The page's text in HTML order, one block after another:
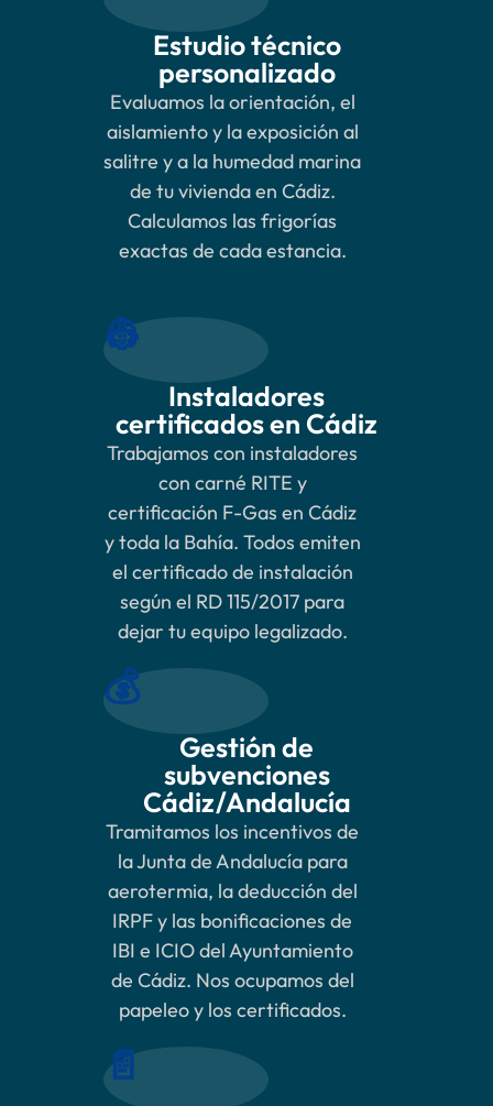
Estudio técnico
personalizado
Evaluamos la orientación, el
aislamiento y la exposición al
salitre y a la humedad marina
de tu vivienda en Cádiz.
Calculamos las frigorías
exactas de cada estancia.
👷
Instaladores
certificados en Cádiz
Trabajamos con instaladores
con carné RITE y
certificación F-Gas en Cádiz
y toda la Bahía. Todos emiten
el certificado de instalación
según el RD 115/2017 para
dejar tu equipo legalizado.
💰
Gestión de
subvenciones
Cádiz/Andalucía
Tramitamos los incentivos de
la Junta de Andalucía para
aerotermia, la deducción del
IRPF y las bonificaciones de
IBI e ICIO del Ayuntamiento
de Cádiz. Nos ocupamos del
papeleo y los certificados.
📄